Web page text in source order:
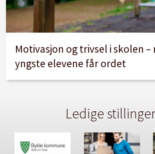
Motivasjon og trivsel i skolen –
yngste elevene får ordet
Ledige